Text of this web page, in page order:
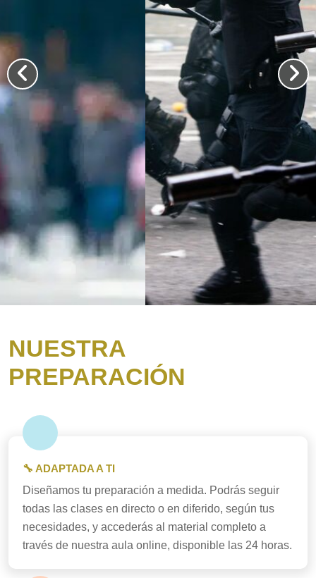
NUESTRA
PREPARACIÓN
🔧 ADAPTADA A TI
Diseñamos tu preparación a medida. Podrás seguir
todas las clases en directo o en diferido, según tus
necesidades, y accederás al material completo a
través de nuestra aula online, disponible las 24 horas.